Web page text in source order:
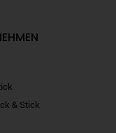
& Stick